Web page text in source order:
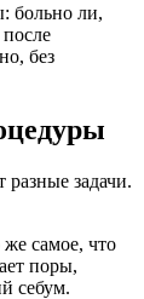
больно ли,
после
без
задачи.
же самое, что
поры,
себум.